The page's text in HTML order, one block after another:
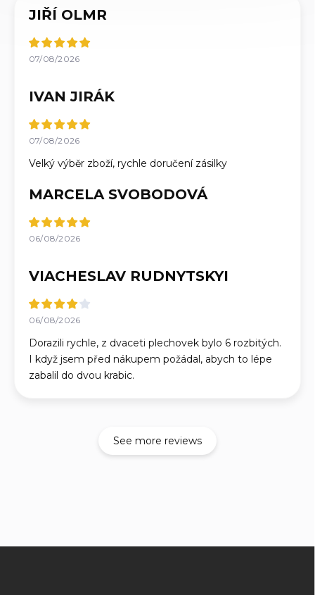
JIŘÍ OLMR
07/08/2026
IVAN JIRÁK
07/08/2026
Velký výběr zboží, rychle doručení zásilky
MARCELA SVOBODOVÁ
06/08/2026
VIACHESLAV RUDNYTSKYI
06/08/2026
Dorazili rychle, z dvaceti plechovek bylo 6 rozbitých.
I když jsem před nákupem požádal, abych to lépe
zabalil do dvou krabic.
See more reviews